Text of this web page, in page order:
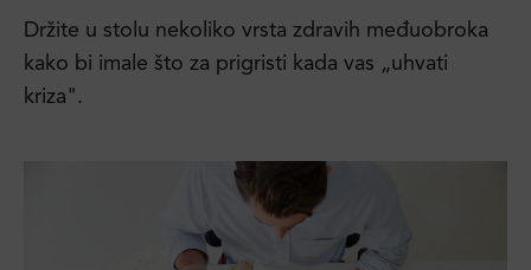
Držite u stolu nekoliko vrsta zdravih međuobroka
kako bi imale što za prigristi kada vas „uhvati
kriza".